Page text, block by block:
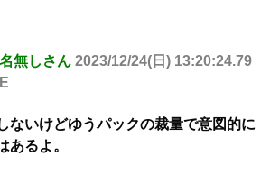
無しさん 2023/12/24(日) 13:20:24.79
ないけどゆうパックの裁量で意図的に
あるよ。